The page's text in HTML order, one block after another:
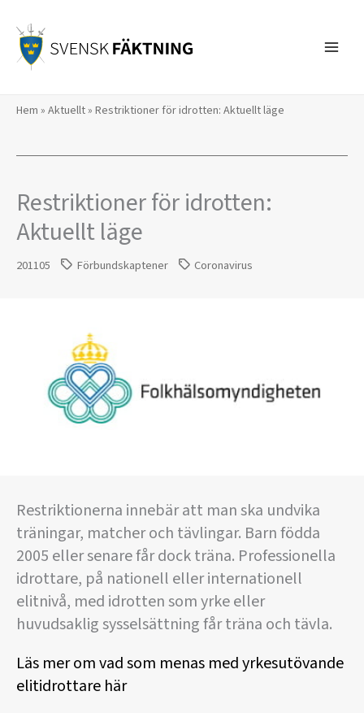
innehåll
Hem » Aktuellt» Restriktioner för idrotten: Aktuellt läge
Restriktioner för idrotten:
Aktuellt läge
201105 Förbundskaptener Coronavirus
Restriktionerna innebär att man ska undvika
träningar, matcher och tävlingar. Barn födda
2005 eller senare får dock träna. Professionella
idrottare, på nationell eller internationell
elitnivå, med idrotten som yrke eller
huvudsaklig sysselsättning får träna och tävla.
Läs mer om vad som menas med yrkesutövande
elitidrottare här